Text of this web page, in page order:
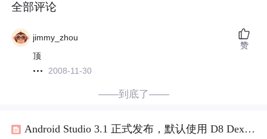
全部评论
jimmy_zhou
顶
2008-11-30
赞
——到底了——
Android Studio 3.1 正式发布，默认使用 D8 Dex 编译器